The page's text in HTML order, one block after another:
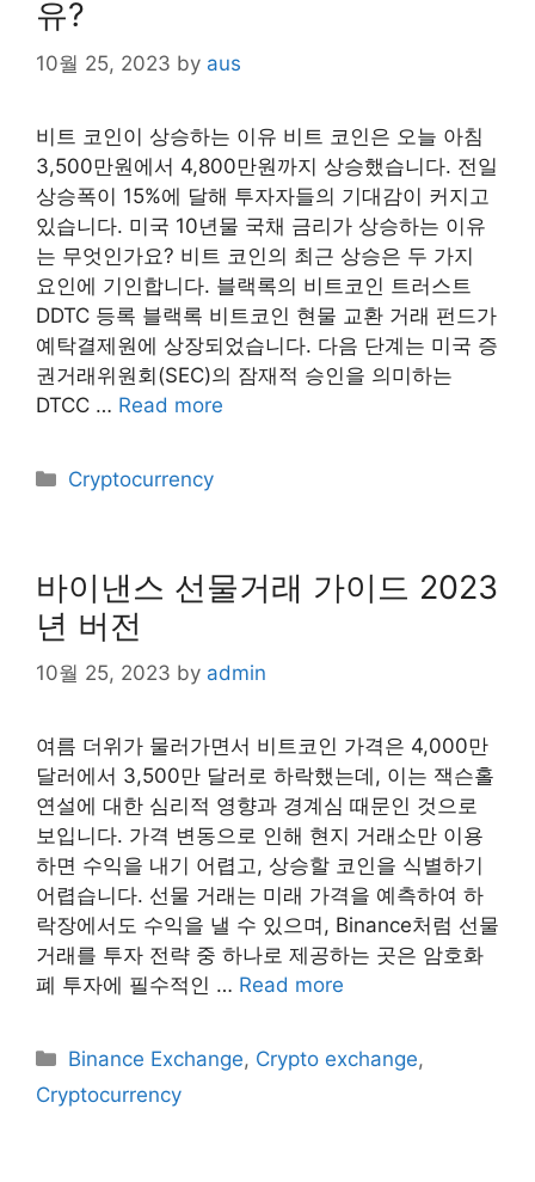
유?
10월 25, 2023 by aus
비트 코인이 상승하는 이유 비트 코인은 오늘 아침
3,500만원에서 4,800만원까지 상승했습니다. 전일
상승폭이 15%에 달해 투자자들의 기대감이 커지고
있습니다. 미국 10년물 국채 금리가 상승하는 이유
는 무엇인가요? 비트 코인의 최근 상승은 두 가지
요인에 기인합니다. 블랙록의 비트코인 트러스트
DDTC 등록 블랙록 비트코인 현물 교환 거래 펀드가
예탁결제원에 상장되었습니다. 다음 단계는 미국 증
권거래위원회(SEC)의 잠재적 승인을 의미하는
DTCC … Read more
Categories
Cryptocurrency
바이낸스 선물거래 가이드 2023
년 버전
10월 25, 2023 by admin
여름 더위가 물러가면서 비트코인 가격은 4,000만
달러에서 3,500만 달러로 하락했는데, 이는 잭슨홀
연설에 대한 심리적 영향과 경계심 때문인 것으로
보입니다. 가격 변동으로 인해 현지 거래소만 이용
하면 수익을 내기 어렵고, 상승할 코인을 식별하기
어렵습니다. 선물 거래는 미래 가격을 예측하여 하
락장에서도 수익을 낼 수 있으며, Binance처럼 선물
거래를 투자 전략 중 하나로 제공하는 곳은 암호화
폐 투자에 필수적인 … Read more
Categories
Binance Exchange, Crypto exchange,
Cryptocurrency